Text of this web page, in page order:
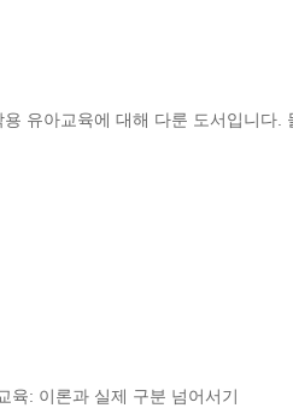
유아교육에 대해 다룬 도서입니다
육: 이론과 실제 구분 넘어서기